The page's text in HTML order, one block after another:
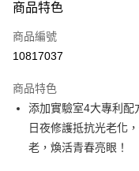
POYA支付
信用卡一次付款
LINE Pay
Apple Pay
商品特色
商品編號
10817037
商品特色
添加實驗室4大專利配
日夜修護抵抗光老化
老，煥活青春亮眼！